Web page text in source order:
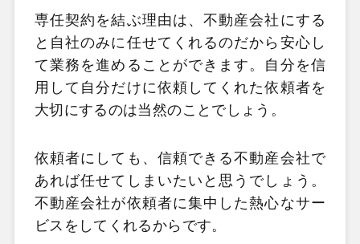
専任契約を結ぶ理由は、不動産会社にする
と自社のみに任せてくれるのだから安心し
て業務を進めることができます。自分を信
用して自分だけに依頼してくれた依頼者を
大切にするのは当然のことでしょう。
依頼者にしても、信頼できる不動産会社で
あれば任せてしまいたいと思うでしょう。
不動産会社が依頼者に集中した熱心なサー
ビスをしてくれるからです。